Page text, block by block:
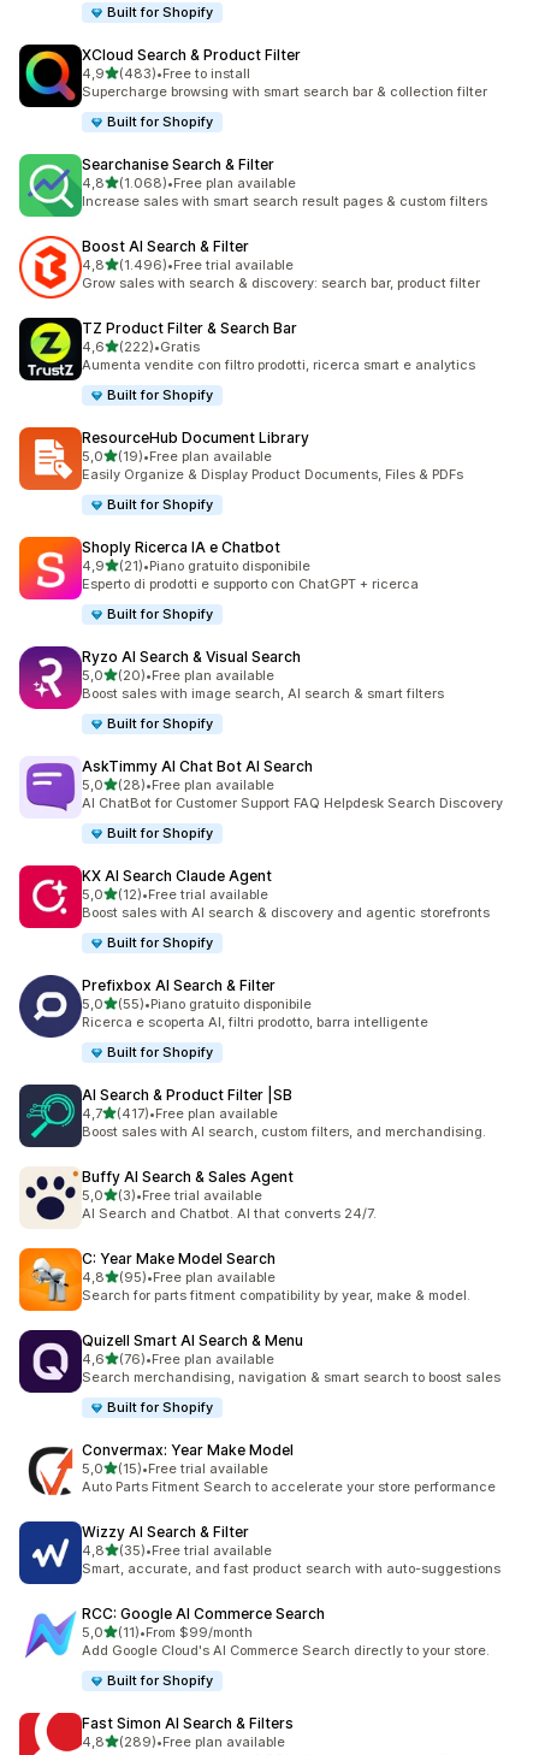
Built for Shopify
XCloud Search & Product Filter
4,9stelle su 5
(483)
483 recensioni totali
•Free to install
Supercharge browsing with smart search bar & collection filter
Built for Shopify
Searchanise Search & Filter
4,8stelle su 5
(1.068)
1068 recensioni totali
•Free plan available
Increase sales with smart search result pages & custom filters
Boost AI Search & Filter
4,8stelle su 5
(1.496)
1496 recensioni totali
•Free trial available
Grow sales with search & discovery: search bar, product filter
TZ Product Filter & Search Bar
4,6stelle su 5
(222)
222 recensioni totali
•Gratis
Aumenta vendite con filtro prodotti, ricerca smart e analytics
Built for Shopify
ResourceHub Document Library
5,0stelle su 5
(19)
19 recensioni totali
•Free plan available
Easily Organize & Display Product Documents, Files & PDFs
Built for Shopify
Shoply Ricerca IA e Chatbot
4,9stelle su 5
(21)
21 recensioni totali
•Piano gratuito disponibile
Esperto di prodotti e supporto con ChatGPT + ricerca
Built for Shopify
Ryzo AI Search & Visual Search
5,0stelle su 5
(20)
20 recensioni totali
•Free plan available
Boost sales with image search, AI search & smart filters
Built for Shopify
AskTimmy AI Chat Bot AI Search
5,0stelle su 5
(28)
28 recensioni totali
•Free plan available
AI ChatBot for Customer Support FAQ Helpdesk Search Discovery
Built for Shopify
KX AI Search Claude Agent
5,0stelle su 5
(12)
12 recensioni totali
•Free trial available
Boost sales with AI search & discovery and agentic storefronts
Built for Shopify
Prefixbox AI Search & Filter
5,0stelle su 5
(55)
55 recensioni totali
•Piano gratuito disponibile
Ricerca e scoperta AI, filtri prodotto, barra intelligente
Built for Shopify
AI Search & Product Filter |SB
4,7stelle su 5
(417)
417 recensioni totali
•Free plan available
Boost sales with AI search, custom filters, and merchandising.
Buffy AI Search & Sales Agent
5,0stelle su 5
(3)
3 recensioni totali
•Free trial available
AI Search and Chatbot. AI that converts 24/7.
C: Year Make Model Search
4,8stelle su 5
(95)
95 recensioni totali
•Free plan available
Search for parts fitment compatibility by year, make & model.
Quizell Smart AI Search & Menu
4,6stelle su 5
(76)
76 recensioni totali
•Free plan available
Search merchandising, navigation & smart search to boost sales
Built for Shopify
Convermax: Year Make Model
5,0stelle su 5
(15)
15 recensioni totali
•Free trial available
Auto Parts Fitment Search to accelerate your store performance
Wizzy AI Search & Filter
4,8stelle su 5
(35)
35 recensioni totali
•Free trial available
Smart, accurate, and fast product search with auto-suggestions
RCC: Google AI Commerce Search
5,0stelle su 5
(11)
11 recensioni totali
•From $99/month
Add Google Cloud's AI Commerce Search directly to your store.
Built for Shopify
Fast Simon AI Search & Filters
4,8stelle su 5
(289)
289 recensioni totali
•Free plan available